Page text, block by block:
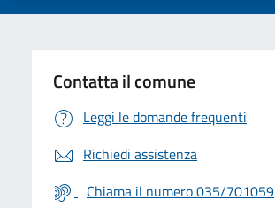
Contatta il comune
Leggi le domande frequenti
Richiedi assistenza
Chiama il numero 035/701059